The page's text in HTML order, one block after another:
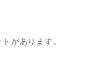
があります。